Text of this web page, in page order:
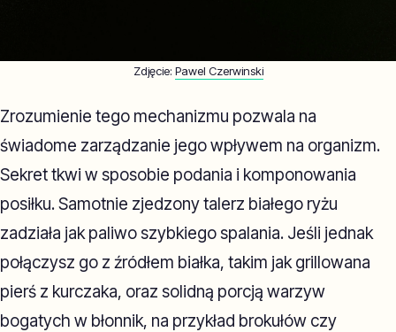
Zdjęcie: Pawel Czerwinski
Zrozumienie tego mechanizmu pozwala na
świadome zarządzanie jego wpływem na organizm.
Sekret tkwi w sposobie podania i komponowania
posiłku. Samotnie zjedzony talerz białego ryżu
zadziała jak paliwo szybkiego spalania. Jeśli jednak
połączysz go z źródłem białka, takim jak grillowana
pierś z kurczaka, oraz solidną porcją warzyw
bogatych w błonnik, na przykład brokułów czy